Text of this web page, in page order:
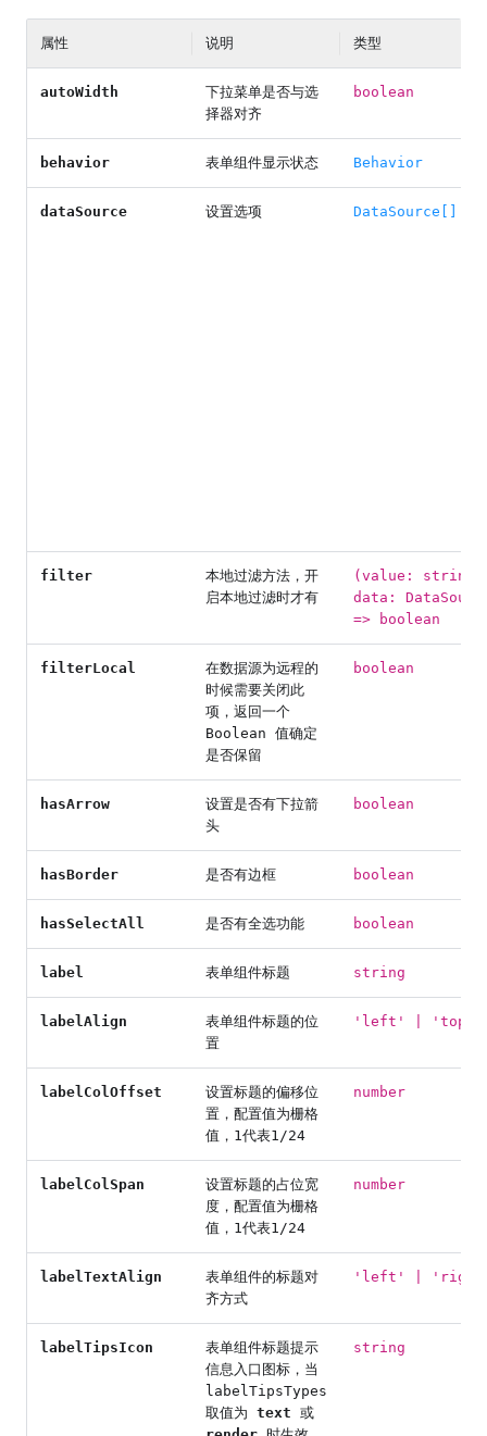
属性 说明 类型
autoWidth
下拉菜单是否与选
择器对齐
boolean
behavior 表单组件显示状态 Behavior
dataSource 设置选项 DataSource[]
filter
本地过滤方法，开
启本地过滤时才有
(value:
data:
=> boolean
filterLocal
在数据源为远程的
时候需要关闭此
项，返回一个
Boolean 值确定
是否保留
boolean
hasArrow
设置是否有下拉箭
头
boolean
hasBorder 是否有边框 boolean
hasSelectAll 是否有全选功能 boolean
label 表单组件标题 string
labelAlign
表单组件标题的位
置
'left' | 'top'
labelColOffset
设置标题的偏移位
置，配置值为栅格
值，1代表1/24
number
labelColSpan
设置标题的占位宽
度，配置值为栅格
值，1代表1/24
number
labelTextAlign
表单组件的标题对
齐方式
'left' |
labelTipsIcon
表单组件标题提示
信息入口图标，当
labelTipsTypes
取值为 text 或
string